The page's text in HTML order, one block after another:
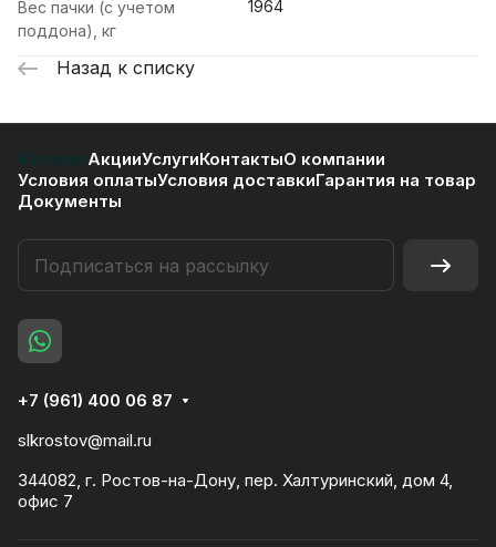
Вес пачки (с учетом
поддона), кг
1964
Назад к списку
КаталогАкцииУслугиКонтактыО компании
Условия оплатыУсловия доставкиГарантия на товар
Документы
+7 (961) 400 06 87
slkrostov@mail.ru
344082, г. Ростов-на-Дону, пер. Халтуринский, дом 4,
офис 7